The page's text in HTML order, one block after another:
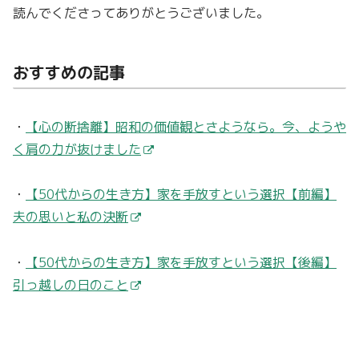
読んでくださってありがとうございました。
おすすめの記事
・
【心の断捨離】昭和の価値観とさようなら。今、ようや
く肩の力が抜けました
・
【50代からの生き方】家を手放すという選択【前編】
夫の思いと私の決断
・
【50代からの生き方】家を手放すという選択【後編】
引っ越しの日のこと